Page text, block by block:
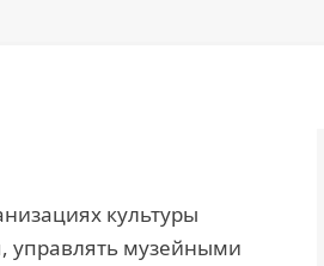
культуры
управлять музейными